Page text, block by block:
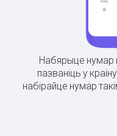
Набярыце нумар
пазваніць у
набірайце нумар